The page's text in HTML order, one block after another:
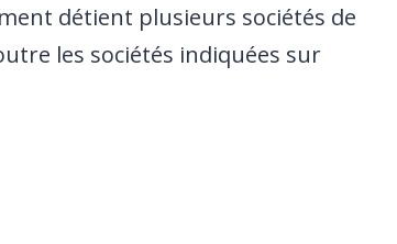
détient plusieurs sociétés de
les sociétés indiquées sur